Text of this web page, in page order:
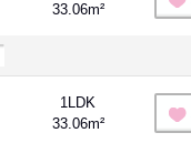
33.06m²
1LDK
33.06m²